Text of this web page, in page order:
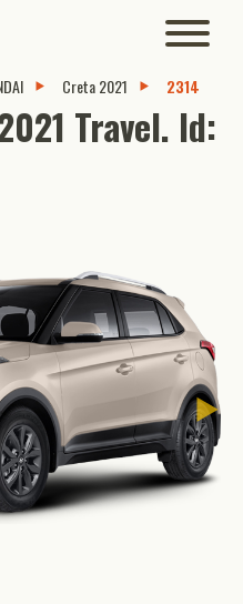
Creta 2021 2314
Travel. Id: